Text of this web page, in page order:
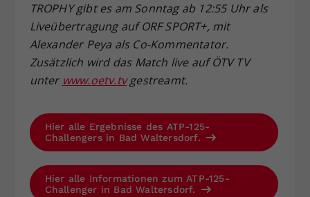
TROPHY gibt es am Sonntag ab 12:55 Uhr als
Liveübertragung auf ORF SPORT+, mit
Alexander Peya als Co-Kommentator.
Zusätzlich wird das Match live auf ÖTV TV
unter www.oetv.tvgestreamt.
Hier alle Ergebnisse des ATP-125-
Challengers in Bad Waltersdorf.
Hier alle Informationen zum ATP-125-
Challenger in Bad Waltersdorf.